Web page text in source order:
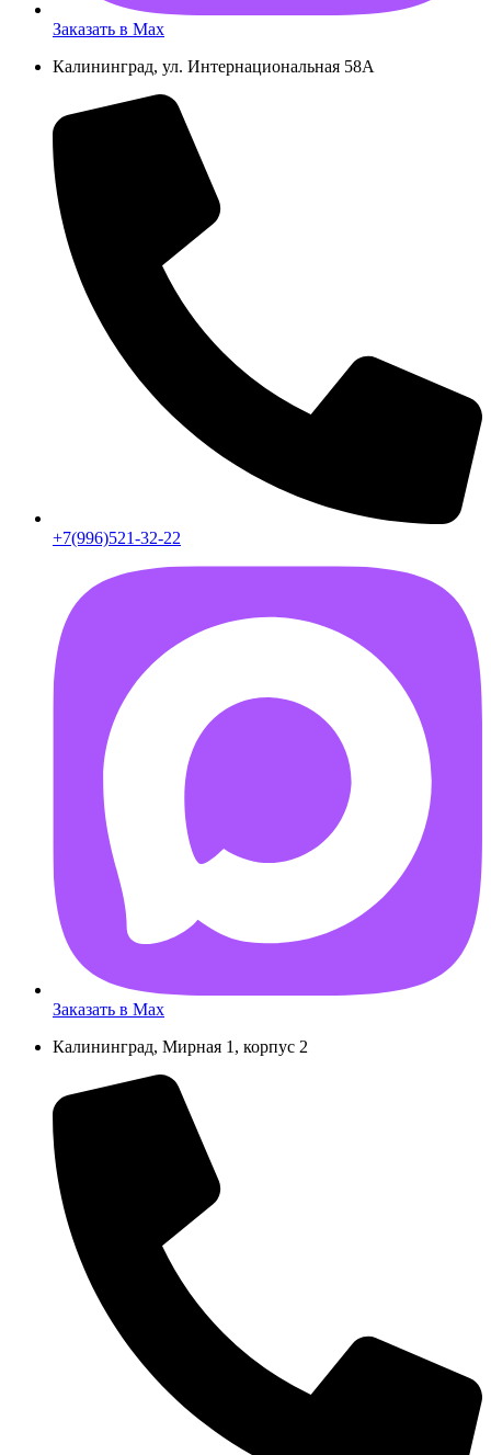
Заказать в Max
Калининград, ул. Интернациональная 58А
+7(996)521-32-22
Заказать в Max
Калининград, Мирная 1, корпус 2